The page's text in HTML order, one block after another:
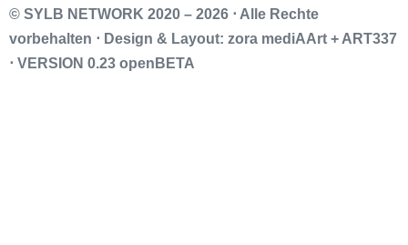
© SYLB NETWORK 2020 – 2026 ⋅ Alle Rechte
vorbehalten ⋅ Design & Layout: zora mediAArt + ART337
⋅ VERSION 0.23 openBETA